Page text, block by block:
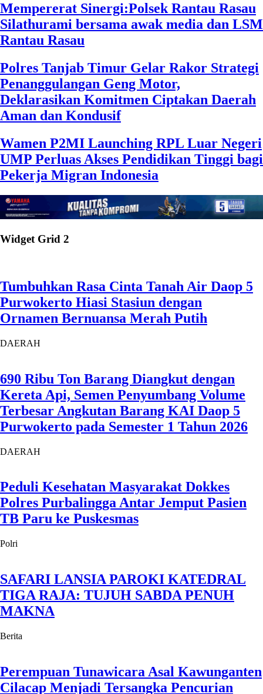
Mempererat Sinergi:Polsek Rantau Rasau
Silathurami bersama awak media dan LSM
Rantau Rasau
Polres Tanjab Timur Gelar Rakor Strategi
Penanggulangan Geng Motor,
Deklarasikan Komitmen Ciptakan Daerah
Aman dan Kondusif
Wamen P2MI Launching RPL Luar Negeri
UMP Perluas Akses Pendidikan Tinggi bagi
Pekerja Migran Indonesia
Widget Grid 2
Tumbuhkan Rasa Cinta Tanah Air Daop 5
Purwokerto Hiasi Stasiun dengan
Ornamen Bernuansa Merah Putih
DAERAH
690 Ribu Ton Barang Diangkut dengan
Kereta Api, Semen Penyumbang Volume
Terbesar Angkutan Barang KAI Daop 5
Purwokerto pada Semester 1 Tahun 2026
DAERAH
Peduli Kesehatan Masyarakat Dokkes
Polres Purbalingga Antar Jemput Pasien
TB Paru ke Puskesmas
Polri
SAFARI LANSIA PAROKI KATEDRAL
TIGA RAJA: TUJUH SABDA PENUH
MAKNA
Berita
Perempuan Tunawicara Asal Kawunganten
Cilacap Menjadi Tersangka Pencurian